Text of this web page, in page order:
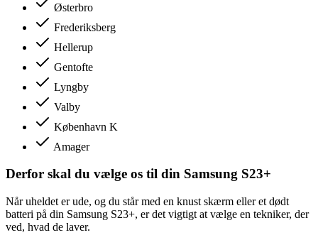
Østerbro
Frederiksberg
Hellerup
Gentofte
Lyngby
Valby
København K
Amager
Derfor skal du vælge os til din Samsung S23+
Når uheldet er ude, og du står med en knust skærm eller et dødt
batteri på din Samsung S23+, er det vigtigt at vælge en tekniker, der
ved, hvad de laver.